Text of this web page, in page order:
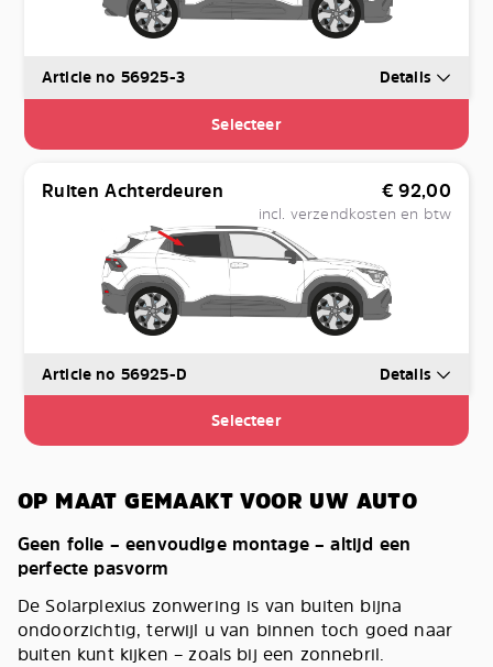
Article no 56925-3 Details
Selecteer
Ruiten Achterdeuren € 92,00
incl. verzendkosten en btw
Article no 56925-D Details
Selecteer
OP MAAT GEMAAKT VOOR UW AUTO
Geen folie – eenvoudige montage – altijd een
perfecte pasvorm
De Solarplexius zonwering is van buiten bijna
ondoorzichtig, terwijl u van binnen toch goed naar
buiten kunt kijken – zoals bij een zonnebril.